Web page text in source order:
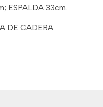
ESPALDA 33cm.
DE CADERA.